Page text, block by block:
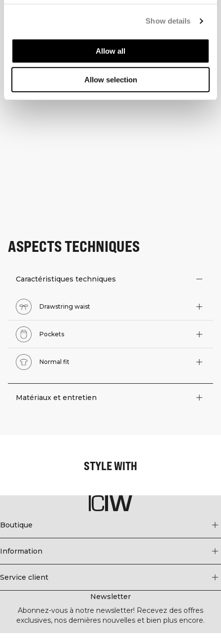
Show details
Allow all
Allow selection
ASPECTS TECHNIQUES
Caractéristiques techniques
Drawstring waist
Pockets
Normal fit
Matériaux et entretien
STYLE WITH
Boutique
Information
Service client
Newsletter
Abonnez-vous à notre newsletter! Recevez des offres
exclusives, nos dernières nouvelles et bien plus encore.